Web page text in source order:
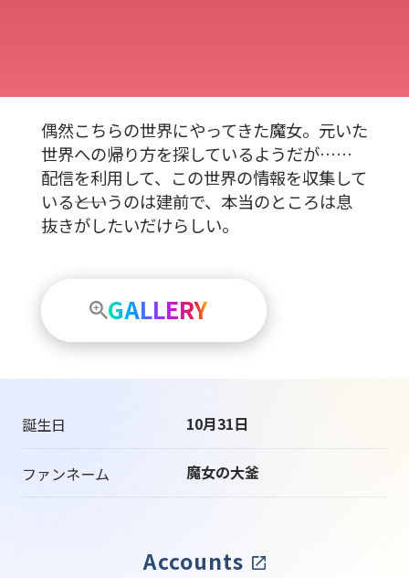
偶然こちらの世界にやってきた魔女。元いた
世界への帰り方を探しているようだが……
配信を利用して、この世界の情報を収集して
いる――というのは建前で、本当のところは息
抜きがしたいだけらしい。
GALLERY
誕生日 10月31日
ファンネーム 魔女の大釜
Accounts